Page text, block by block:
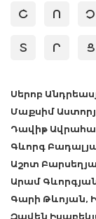
Շ Ո Չ
Տ Ր Ց
Սերոբ
Մաքսիմ
Դավիթ
Գևորգ
Աշոտ
Արամ
Գարի Թևոյան,
Զավեն